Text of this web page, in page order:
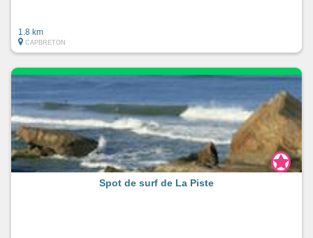
1.8 km
CAPBRETON
Spot de surf de La Piste